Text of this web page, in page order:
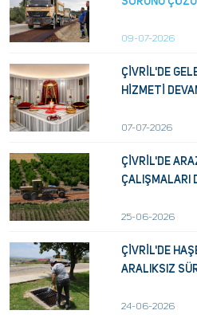
09-07-2026
ÇİVRİL'DE
HİZMETİ
07-07-2026
ÇİVRİL'DE
ÇALIŞMALARI
25-06-2026
ÇİVRİL'DE
ARALIKSIZ
24-06-2026